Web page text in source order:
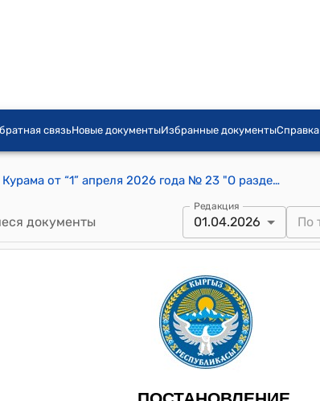
связьНовые документыИзбранные документыСправка
Постановление айылного кенеша Курама от “1” апреля 2026 года № 23 "О разделе земельного участка на два самостоятельных участка и изменении его целевого назначения"
документы
Редакция
01.04.2026